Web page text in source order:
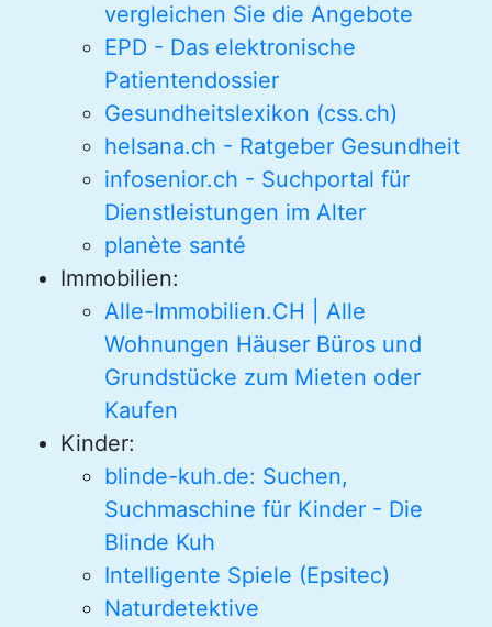
vergleichen Sie die Angebote
EPD - Das elektronische
Patientendossier
Gesundheitslexikon (css.ch)
helsana.ch - Ratgeber Gesundheit
infosenior.ch - Suchportal für
Dienstleistungen im Alter
planète santé
Immobilien:
Alle-Immobilien.CH | Alle
Wohnungen Häuser Büros und
Grundstücke zum Mieten oder
Kaufen
Kinder:
blinde-kuh.de: Suchen,
Suchmaschine für Kinder - Die
Blinde Kuh
Intelligente Spiele (Epsitec)
Naturdetektive